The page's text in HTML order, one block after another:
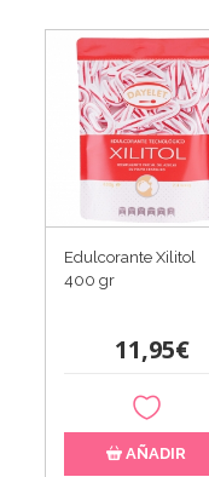
Edulcorante Xilitol
400 gr
11,95€
AÑADIR